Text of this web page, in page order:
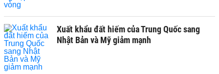
Xuất khẩu đất hiếm của Trung Quốc sang
Nhật Bản và Mỹ giảm mạnh